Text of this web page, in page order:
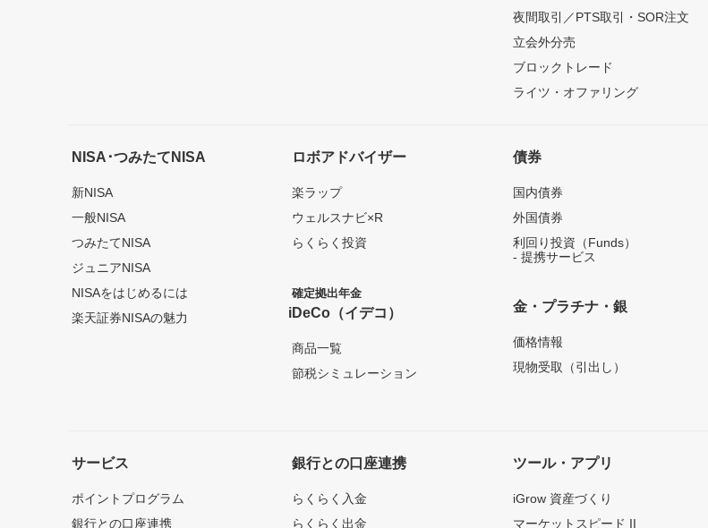
夜間取引／PTS取引・SOR注文
立会外分売
ブロックトレード
ライツ・オファリング
NISA･つみたてNISA
新NISA
一般NISA
つみたてNISA
ジュニアNISA
NISAをはじめるには
楽天証券NISAの魅力
ロボアドバイザー
楽ラップ
ウェルスナビ×R
らくらく投資
確定拠出年金
iDeCo（イデコ）
商品一覧
節税シミュレーション
債券
国内債券
外国債券
利回り投資（Funds）
- 提携サービス
金・プラチナ・銀
価格情報
現物受取（引出し）
サービス
ポイントプログラム
銀行との口座連携
銀行との口座連携
らくらく入金
らくらく出金
ツール・アプリ
iGrow 資産づくり
マーケットスピード II